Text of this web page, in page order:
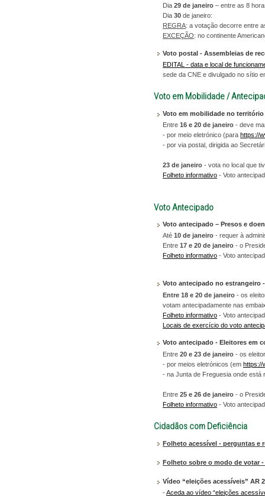
Dia29 de janeiro – entre as 8
Dia30 de janeiro:
REGRA: a votação decorre entre
EXCEÇÃO: no continente
Voto postal - Assembleias de
EDITAL - data e local de
sede da CNE e divulgado no sítio
Voto em Mobilidade /
Voto em mobilidade no
Entre16 e 20 de janeiro - deve
- por meio eletrónico (parahttps://
- por via postal, dirigida ao
23 de janeiro - vota no local que
Folheto informativo - Voto
Voto Antecipado
Voto antecipado – Presos e
Até10 de janeiro - requer à
Entre17 e 20 de janeiro - o
Folheto informativo - Voto
Voto antecipado no estrangeiro
Entre 18 e 20 de janeiro - os
votam antecipadamente nas
Folheto informativo - Voto
Locais de exercício do voto
Voto antecipado - Eleitores em
Entre20 e 23 de janeiro - os
- por meios eletrónicos (emhttps://
- na Junta de Freguesia onde está
Entre25 e 26 de janeiro - o
Folheto informativo - Voto
Cidadãos com Deficiência
Folheto acessível - perguntas e
Folheto sobre o modo de votar
Vídeo “eleições acessíveis” AR
-Aceda ao vídeo “eleições